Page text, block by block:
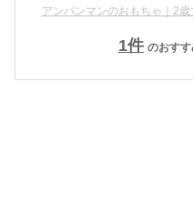
アンパンマンのおもちゃ｜2
1件 のおす